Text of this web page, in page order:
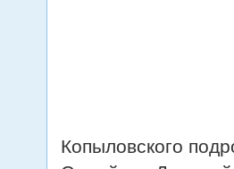
Копыловского